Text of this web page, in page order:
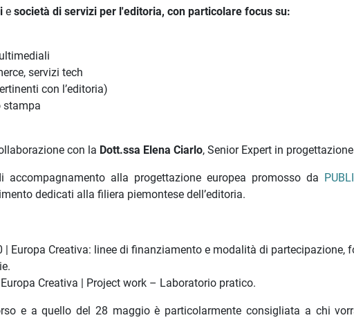
e società di servizi per l'editoria, con particolare focus su:
servizi tech
con l’editoria)
stampa
con la Dott.ssa Elena Ciarlo, Senior Expert in
accompagnamento alla progettazione europea promosso da
dedicati alla filiera piemontese dell’editoria.
| Europa Creativa: linee di finanziamento e modalità di partecipazione,
Creativa | Project work – Laboratorio pratico.
e a quello del 28 maggio è particolarmente consigliata a chi